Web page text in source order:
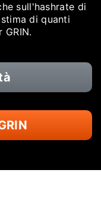
sull'hashrate di
di quanti
GRIN.